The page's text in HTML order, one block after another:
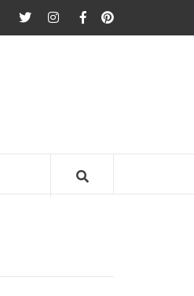
twitterInstagram
FacebookPinterest